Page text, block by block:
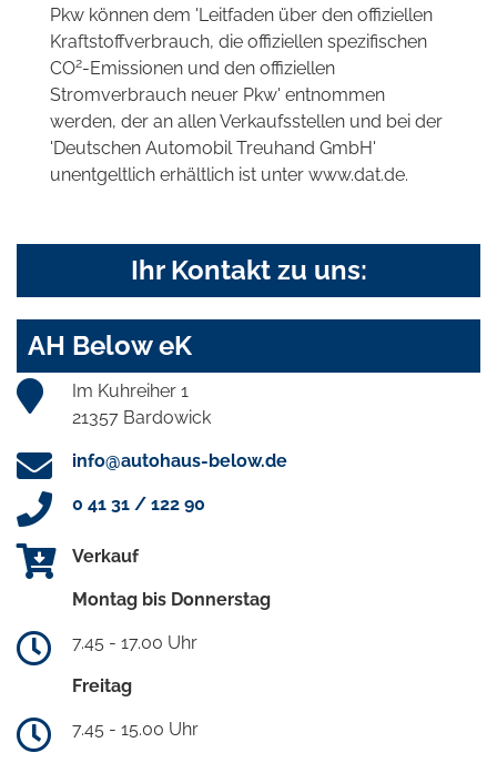
Pkw können dem 'Leitfaden über den offiziellen
Kraftstoffverbrauch, die offiziellen spezifischen
CO2-Emissionen und den offiziellen
Stromverbrauch neuer Pkw' entnommen
werden, der an allen Verkaufsstellen und bei der
'Deutschen Automobil Treuhand GmbH'
unentgeltlich erhältlich ist unter www.dat.de.
Ihr Kontakt zu uns:
AH Below eK
Im Kuhreiher 1
21357 Bardowick
info@autohaus-below.de
0 41 31 / 122 90
Verkauf
Montag bis Donnerstag
7.45 - 17.00 Uhr
Freitag
7.45 - 15.00 Uhr